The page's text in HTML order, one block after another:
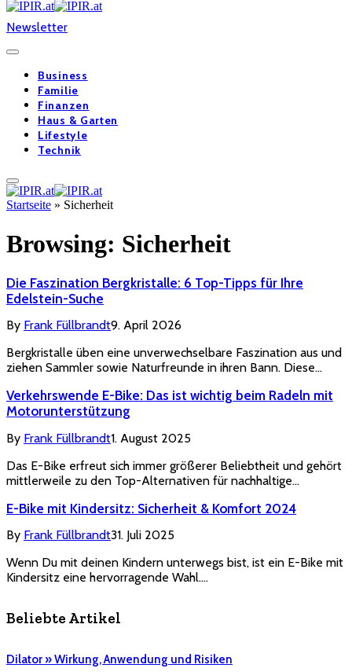
Newsletter
Business
Familie
Finanzen
Haus & Garten
Lifestyle
Technik
Startseite » Sicherheit
Browsing: Sicherheit
Die Faszination Bergkristalle: 6 Top-Tipps für Ihre
Edelstein-Suche
By Frank Füllbrandt9. April 2026
Bergkristalle üben eine unverwechselbare Faszination aus und
ziehen Sammler sowie Naturfreunde in ihren Bann. Diese…
Verkehrswende E-Bike: Das ist wichtig beim Radeln mit
Motorunterstützung
By Frank Füllbrandt1. August 2025
Das E-Bike erfreut sich immer größerer Beliebtheit und gehört
mittlerweile zu den Top-Alternativen für nachhaltige…
E-Bike mit Kindersitz: Sicherheit & Komfort 2024
By Frank Füllbrandt31. Juli 2025
Wenn Du mit deinen Kindern unterwegs bist, ist ein E-Bike mit
Kindersitz eine hervorragende Wahl.…
Beliebte Artikel
Dilator » Wirkung, Anwendung und Risiken